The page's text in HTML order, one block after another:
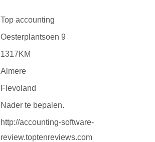
Top accounting
Oesterplantsoen 9
1317KM
Almere
Flevoland
Nader te bepalen.
http://accounting-software-
review.toptenreviews.com